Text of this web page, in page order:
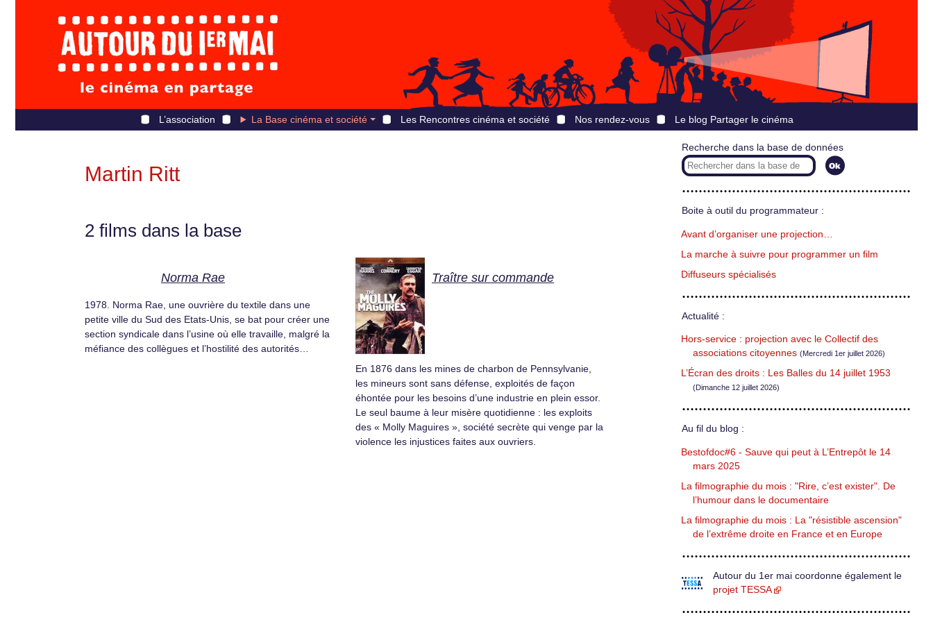
L’association La Base cinéma et société Les Rencontres cinéma et société Nos rendez-vous Le blog Partager le cinéma
Martin Ritt
2 films dans la base
Norma Rae
1978. Norma Rae, une ouvrière du textile dans une
petite ville du Sud des Etats-Unis, se bat pour créer une
section syndicale dans l’usine où elle travaille, malgré la
méfiance des collègues et l’hostilité des autorités…
Traître sur commande
En 1876 dans les mines de charbon de Pennsylvanie,
les mineurs sont sans défense, exploités de façon
éhontée pour les besoins d’une industrie en plein essor.
Le seul baume à leur misère quotidienne : les exploits
des « Molly Maguires », société secrète qui venge par la
violence les injustices faites aux ouvriers.
Recherche dans la base de données
Boite à outil du programmateur :
Avant d’organiser une projection…
La marche à suivre pour programmer un film
Diffuseurs spécialisés
Actualité :
Hors-service : projection avec le Collectif des
associations citoyennes (Mercredi 1er juillet 2026)
L’Écran des droits : Les Balles du 14 juillet 1953
(Dimanche 12 juillet 2026)
Au fil du blog :
Bestofdoc#6 - Sauve qui peut à L’Entrepôt le 14
mars 2025
La filmographie du mois : "Rire, c’est exister". De
l’humour dans le documentaire
La filmographie du mois : La "résistible ascension"
de l’extrême droite en France et en Europe
Autour du 1er mai coordonne également le
projet TESSA